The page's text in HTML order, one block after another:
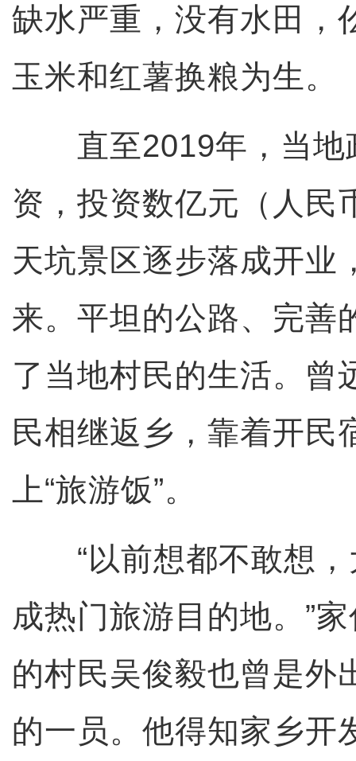
缺水严重，没有水田，
玉米和红薯换粮为生。
直至2019年，当地
资，投资数亿元（人民
天坑景区逐步落成开业
来。平坦的公路、完善
了当地村民的生活。曾
民相继返乡，靠着开民
上“旅游饭”。
“以前想都不敢想，
成热门旅游目的地。”
的村民吴俊毅也曾是外
的一员。他得知家乡开